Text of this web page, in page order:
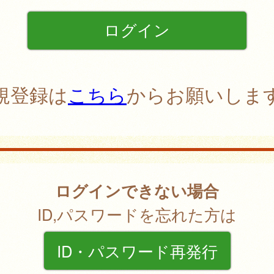
登録はこちらからお願いしま
ログインできない場合
ID,パスワードを忘れた方は
ID・パスワード再発行